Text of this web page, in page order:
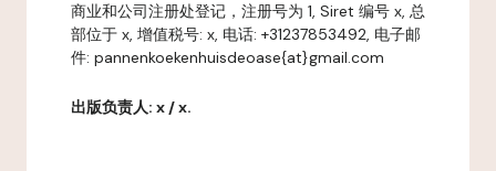
商业和公司注册处登记，注册号为 1, Siret 编号 x, 总
部位于 x, 增值税号: x, 电话: +31237853492, 电子邮
件: pannenkoekenhuisdeoase{at}gmail.com
出版负责人: x / x.